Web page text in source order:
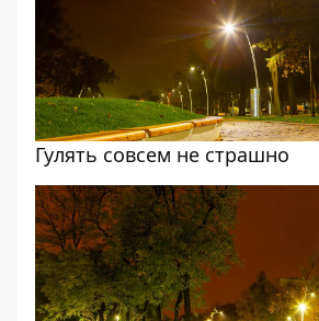
Гулять совсем не страшно